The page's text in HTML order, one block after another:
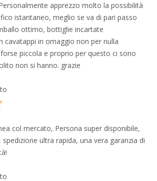
apprezzo molto la possibilità
istantaneo, meglio se va di pari passo
ottimo, bottiglie incartate
cavatappi in omaggio non per nulla
piccola e proprio per questo ci sono
non si hanno. grazie
col mercato, Persona super disponibile,
ultra rapida, una vera garanzia di